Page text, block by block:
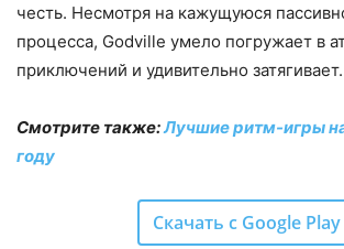
честь. Несмотря на кажущуюся
процесса, Godville умело погружает в
приключений и удивительно затягивает.
Смотрите также:Лучшие ритм-игры
году
Скачать с Google Play